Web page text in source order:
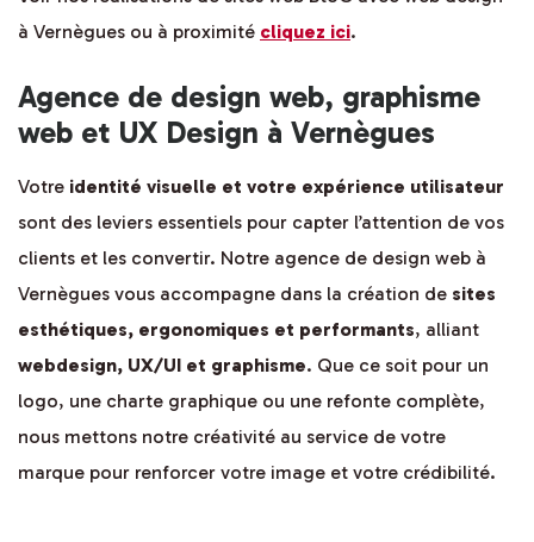
à Vernègues ou à proximité cliquez ici.
Agence de design web, graphisme
web et UX Design à Vernègues
Votre identité visuelle et votre expérience utilisateur
sont des leviers essentiels pour capter l’attention de vos
clients et les convertir. Notre agence de design web à
Vernègues vous accompagne dans la création de sites
esthétiques, ergonomiques et performants, alliant
webdesign, UX/UI et graphisme. Que ce soit pour un
logo, une charte graphique ou une refonte complète,
nous mettons notre créativité au service de votre
marque pour renforcer votre image et votre crédibilité.